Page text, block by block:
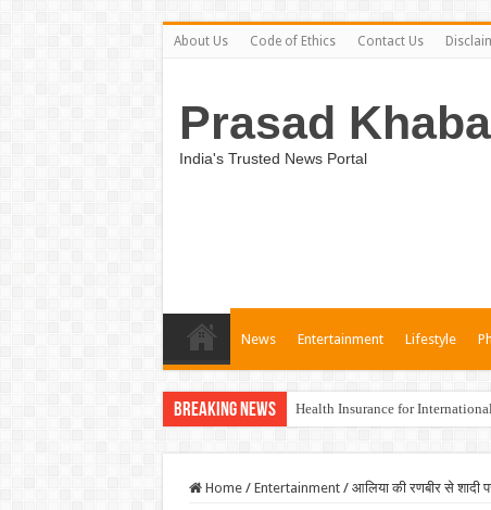
About Us Code of Ethics Contact Us
Prasad
India's Trusted News Portal
News Entertainment Lifestyle
Breaking News Health Insurance for
Home / Entertainment / आलिया की रणबीर से शादी